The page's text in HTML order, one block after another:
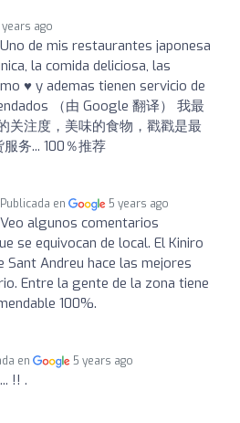
years ago
Uno de mis restaurantes japonesa
la comida deliciosa, las
♥️ y ademas tienen servicio de
（由 Google 翻译） 我最
关注度，美味的食物，戳戳是最
务... 100％推荐
Publicada en 5 years ago
Veo algunos comentarios
se equivocan de local. El Kiniro
Sant Andreu hace las mejores
Entre la gente de la zona tiene
100%.
en 5 years ago
... !! .